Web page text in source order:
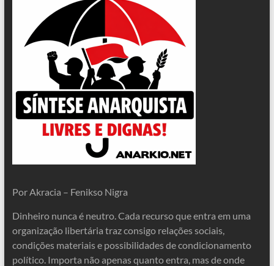
Por Akracia – Fenikso Nigra
Dinheiro nunca é neutro. Cada recurso que entra em uma
organização libertária traz consigo relações sociais,
condições materiais e possibilidades de condicionamento
político. Importa não apenas quanto entra, mas de onde